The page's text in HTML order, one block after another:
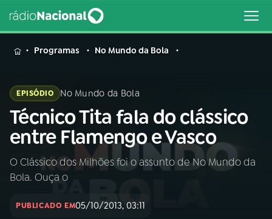
MENU
Buscar
na
Rádio
Nacional
Buscar
Programas No Mundo da Bola
EPISÓDIO No Mundo da Bola
Técnico Tita fala do clássico
entre Flamengo e Vasco
O Clássico dos Milhões foi o assunto de No Mundo da
Bola. Ouça o
PUBLICADO EM05/10/2013, 03:11